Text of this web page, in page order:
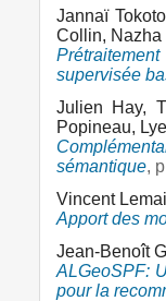
Jannaï
Collin,
supervisée
Julien Hay,
Popineau,
sémantique,
Vincent
Apport des
Jean-Benoît
ALGeoSPF:
pour la